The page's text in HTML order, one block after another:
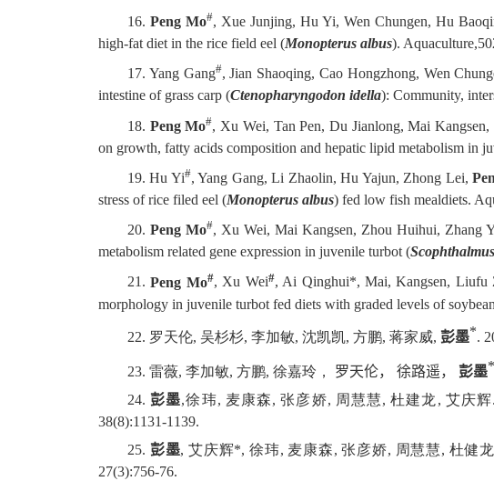
16.Peng Mo#, Xue Junjing, Hu Yi, Wen Chungen, Hu
high-fat diet in the rice field eel (Monopterus albus).
17. Yang Gang#, Jian Shaoqing, Cao Hongzhong, Wen
intestine of grass carp (Ctenopharyngodon idella): Community,
18. Peng Mo#, Xu Wei, Tan Pen, Du Jianlong, Mai
on growth, fatty acids composition and hepatic lipid metabolism in
19. Hu Yi#, Yang Gang, Li Zhaolin, Hu Yajun, Zhong Lei,
stress of rice filed eel (Monopterus albus) fed low fish mealdiets.
20. Peng Mo#, Xu Wei, Mai Kangsen, Zhou Huihui, Zhang
metabolism related gene expression in juvenile turbot (
21.Peng Mo#, Xu Wei#, Ai Qinghui*, Mai, Kangsen, Liufu
morphology in juvenile turbot fed diets with graded levels of
22. 罗天伦, 吴杉杉, 李加敏, 沈凯凯, 方鹏, 蒋家威, 彭墨*.
23. 雷薇, 李加敏, 方鹏, 徐嘉玲， 罗天伦， 徐路遥， 彭墨*
24.彭墨,徐玮, 麦康森, 张彦娇, 周慧慧, 杜建龙, 艾庆
38(8):1131-1139.
25. 彭墨, 艾庆辉*, 徐玮, 麦康森, 张彦娇, 周慧慧, 杜健
27(3):756-76.